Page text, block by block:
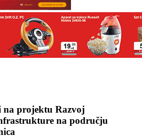
projektu Razvoj
na području